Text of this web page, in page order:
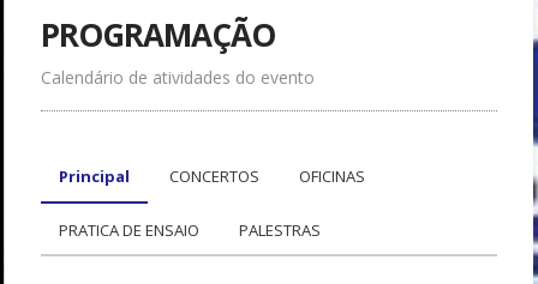
PROGRAMAÇÃO
Calendário de atividades do evento
Principal CONCERTOS OFICINAS
PRATICA DE ENSAIO PALESTRAS